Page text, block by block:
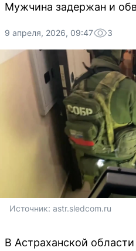
Мужчина задержан и
9 апреля, 2026, 09:47 3
Источник: astr.sledcom.ru
В Астраханской